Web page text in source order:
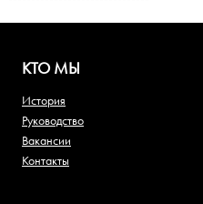
КТО МЫ
История
Руководство
Вакансии
Контакты